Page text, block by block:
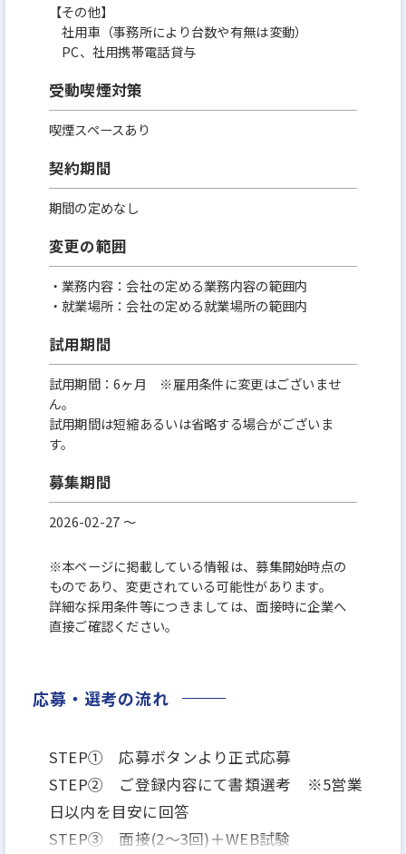
【その他】
社用車（事務所により台数や有無は変動）
PC、社用携帯電話貸与
受動喫煙対策
喫煙スペースあり
契約期間
期間の定めなし
変更の範囲
・業務内容：会社の定める業務内容の範囲内
・就業場所：会社の定める就業場所の範囲内
試用期間
試用期間：6ヶ月 ※雇用条件に変更はございませ
ん。
試用期間は短縮あるいは省略する場合がございま
す。
募集期間
2026-02-27 〜
※本ページに掲載している情報は、募集開始時点の
ものであり、変更されている可能性があります。
詳細な採用条件等につきましては、面接時に企業へ
直接ご確認ください。
応募・選考の流れ
STEP① 応募ボタンより正式応募
STEP② ご登録内容にて書類選考 ※5営業
日以内を目安に回答
STEP③ 面接(2～3回)＋WEB試験